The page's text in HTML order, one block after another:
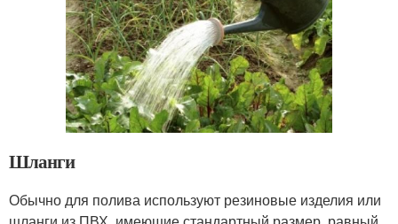
Шланги
Обычно для полива используют резиновые изделия или